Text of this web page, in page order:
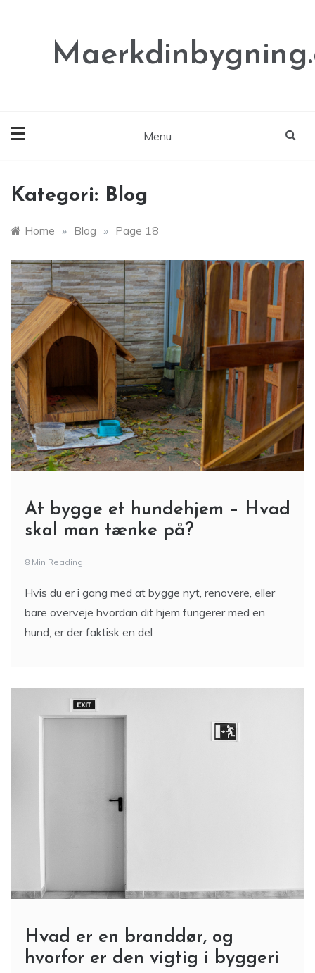
Menu
Kategori: Blog
Home » Blog » Page 18
At bygge et hundehjem – Hvad
skal man tænke på?
8 Min Reading
Hvis du er i gang med at bygge nyt, renovere, eller
bare overveje hvordan dit hjem fungerer med en
hund, er der faktisk en del
Hvad er en branddør, og
hvorfor er den vigtig i byggeri